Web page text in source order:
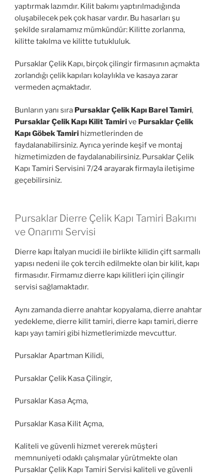
yaptırmak lazımdır. Kilit bakımı yaptırılmadığında
oluşabilecek pek çok hasar vardır. Bu hasarları şu
şekilde sıralamamız mümkündür: Kilitte zorlanma,
kilitte takılma ve kilitte tutukluluk.
Pursaklar Çelik Kapı, birçok çilingir firmasının açmakta
zorlandığı çelik kapıları kolaylıkla ve kasaya zarar
vermeden açmaktadır.
Bunların yanı sıra Pursaklar Çelik Kapı Barel Tamiri,
Pursaklar Çelik Kapı Kilit Tamirive Pursaklar Çelik
Kapı Göbek Tamiri hizmetlerinden de
faydalanabilirsiniz. Ayrıca yerinde keşif ve montaj
hizmetimizden de faydalanabilirsiniz. Pursaklar Çelik
Kapı Tamiri Servisini 7/24 arayarak firmayla iletişime
geçebilirsiniz.
Pursaklar Dierre Çelik Kapı Tamiri Bakımı
ve Onarımı Servisi
Dierre kapı İtalyan mucidi ile birlikte kilidin çift sarmallı
yapısı nedeni ile çok tercih edilmekte olan bir kilit, kapı
firmasıdır. Firmamız dierre kapı kilitleri için çilingir
servisi sağlamaktadır.
Aynı zamanda dierre anahtar kopyalama, dierre anahtar
yedekleme, dierre kilit tamiri, dierre kapı tamiri, dierre
kapı yayı tamiri gibi hizmetlerimizde mevcuttur.
Pursaklar Apartman Kilidi,
Pursaklar Çelik Kasa Çilingir,
Pursaklar Kasa Açma,
Pursaklar Kasa Kilit Açma,
Kaliteli ve güvenli hizmet vererek müşteri
memnuniyeti odaklı çalışmalar yürütmekte olan
Pursaklar Çelik Kapı Tamiri Servisi kaliteli ve güvenli